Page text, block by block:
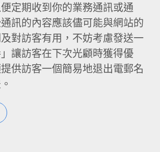
定期收到你的業務通訊或通
訊的內容應該儘可能與網站的
對訪客有用，不妨考慮發送一
讓訪客在下次光顧時獲得優
供訪客一個簡易地退出電郵名